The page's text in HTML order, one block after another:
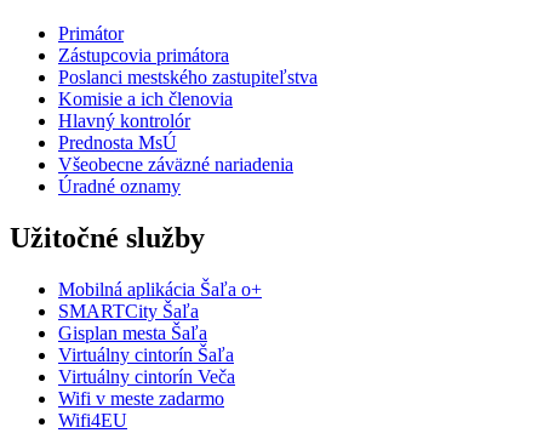
Primátor
Zástupcovia primátora
Poslanci mestského zastupiteľstva
Komisie a ich členovia
Hlavný kontrolór
Prednosta MsÚ
Všeobecne záväzné nariadenia
Úradné oznamy
Užitočné služby
Mobilná aplikácia Šaľa o+
SMARTCity Šaľa
Gisplan mesta Šaľa
Virtuálny cintorín Šaľa
Virtuálny cintorín Veča
Wifi v meste zadarmo
Wifi4EU